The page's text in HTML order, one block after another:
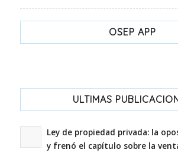
OSEP APP
ULTIMAS
Ley de propiedad privada: la
y frenó el capítulo sobre la